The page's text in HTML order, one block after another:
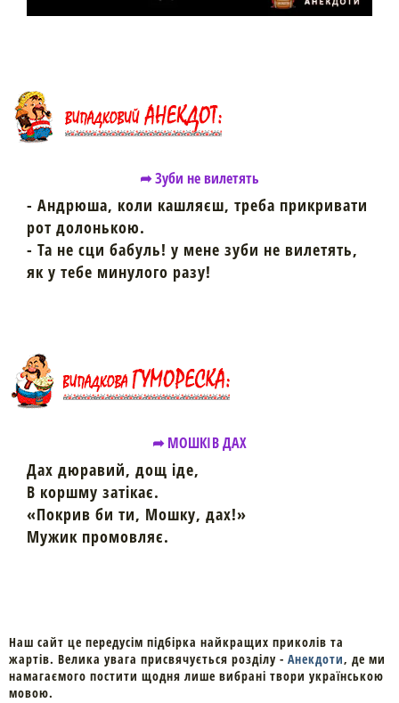
➦ Зуби не вилетять
- Андрюша, коли кашляєш, треба прикривати
рот долонькою.
- Та не сци бабуль! у мене зуби не вилетять,
як у тебе минулого разу!
➦ МОШКІВ ДАХ
Дах дюравий, дощ іде,
В коршму затікає.
«Покрив би ти, Мошку, дах!»
Мужик промовляє.
Наш сайт це передусім підбірка найкращих приколів та
жартів. Велика увага присвячується розділу - Анекдоти, де ми
намагаємого постити щодня лише вибрані твори українською
мовою.